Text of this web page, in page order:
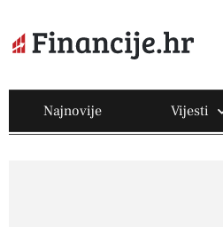
Najnovije Vijesti